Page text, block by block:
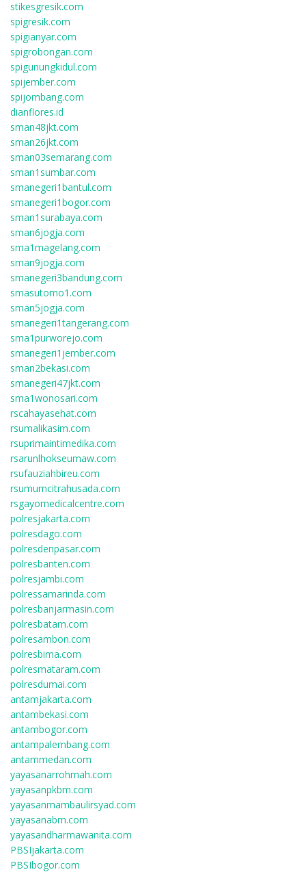
stikesgresik.com
spigresik.com
spigianyar.com
spigrobongan.com
spigunungkidul.com
spijember.com
spijombang.com
dianflores.id
sman48jkt.com
sman26jkt.com
sman03semarang.com
sman1sumbar.com
smanegeri1bantul.com
smanegeri1bogor.com
sman1surabaya.com
sman6jogja.com
sma1magelang.com
sman9jogja.com
smanegeri3bandung.com
smasutomo1.com
sman5jogja.com
smanegeri1tangerang.com
sma1purworejo.com
smanegeri1jember.com
sman2bekasi.com
smanegeri47jkt.com
sma1wonosari.com
rscahayasehat.com
rsumalikasim.com
rsuprimaintimedika.com
rsarunlhokseumaw.com
rsufauziahbireu.com
rsumumcitrahusada.com
rsgayomedicalcentre.com
polresjakarta.com
polresdago.com
polresdenpasar.com
polresbanten.com
polresjambi.com
polressamarinda.com
polresbanjarmasin.com
polresbatam.com
polresambon.com
polresbima.com
polresmataram.com
polresdumai.com
antamjakarta.com
antambekasi.com
antambogor.com
antampalembang.com
antammedan.com
yayasanarrohmah.com
yayasanpkbm.com
yayasanmambaulirsyad.com
yayasanabm.com
yayasandharmawanita.com
PBSIjakarta.com
PBSIbogor.com